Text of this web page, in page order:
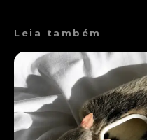
Leia também